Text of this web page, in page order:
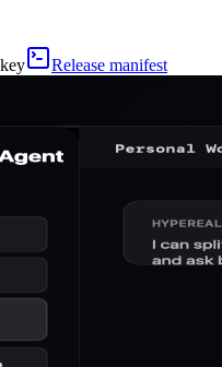
Release manifest